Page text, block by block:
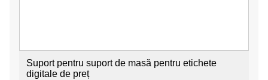
Suport pentru suport de masă pentru etichete
digitale de preț